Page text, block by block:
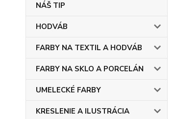
NÁŠ TIP
HODVÁB
FARBY NA TEXTIL A HODVÁB
FARBY NA SKLO A PORCELÁN
UMELECKÉ FARBY
KRESLENIE A ILUSTRÁCIA